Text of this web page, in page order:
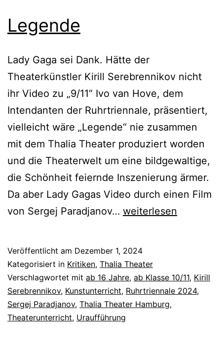
Legende
Lady Gaga sei Dank. Hätte der
Theaterkünstler Kirill Serebrennikov nicht
ihr Video zu „9/11“ Ivo van Hove, dem
Intendanten der Ruhrtriennale, präsentiert,
vielleicht wäre „Legende“ nie zusammen
mit dem Thalia Theater produziert worden
und die Theaterwelt um eine bildgewaltige,
die Schönheit feiernde Inszenierung ärmer.
Da aber Lady Gagas Video durch einen Film
von Sergej Paradjanov… Legende
weiterlesen
Veröffentlicht am Dezember 1, 2024
Kategorisiert in Kritiken, Thalia Theater
Verschlagwortet mit ab 16 Jahre, ab Klasse 10/11, Kirill
Serebrennikov, Kunstunterricht, Ruhrtriennale 2024,
Sergej Paradjanov, Thalia Theater Hamburg,
Theaterunterricht, Uraufführung